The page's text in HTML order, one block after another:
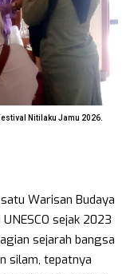
Nitilaku Jamu 2026.
Warisan Budaya
sejak 2023
sejarah bangsa
silam, tepatnya